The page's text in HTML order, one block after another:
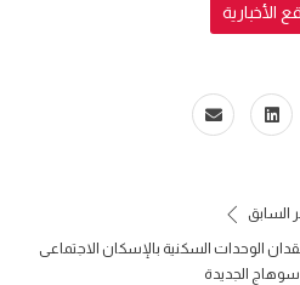
الأخبارية
السابق
الوحدات السكنية بالإسكان الاجتماعى
سوهاج الجديدة